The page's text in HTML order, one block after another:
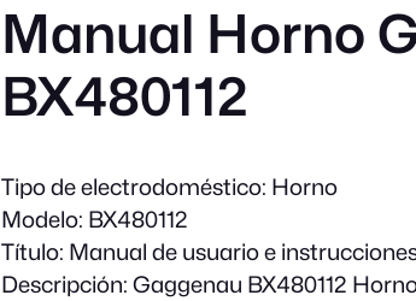
Manual Horno
BX480112
Tipo de electrodoméstico: Horno
Modelo: BX480112
Título: Manual de usuario e
Descripción: Gaggenau BX480112